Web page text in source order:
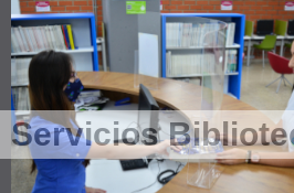
Servicios